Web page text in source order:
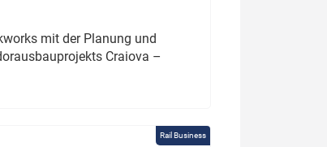
mit der Planung und
Craiova –
Rail Business